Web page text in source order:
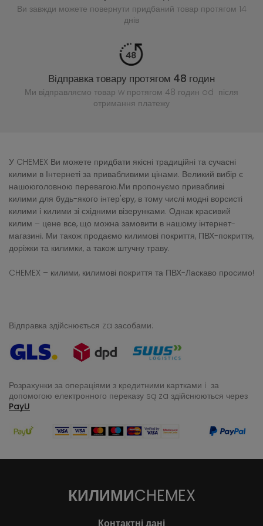
Ви завжди можете повернути придбаний товар протягом 14
днів
Відправка товару протягом 48 годин
Ми відправляємо товар w протягом 48 годин od після
отримання платежу
У CHEMEX Ви можете придбати якісні традиційні та сучасні
килими в Інтернеті за привабливими цінами. Великий вибір є
нашоюголовною перевагою.Ми пропонуємо привабливі
килими для будь-якого інтер'єру, в тому числі модні ворсисті
килими і килими зі східними візерунками. Однак красивий
килим – цене все, що можна замовити в нашому інтернет-
магазині. Ми також продаємо килимові покриття, ПВХ-покриття,
доріжки та килимки, а також штучну траву.
CHEMEX – килими, килимові покриття та ПВХ-Ласкаво просимо!
Відправка здійснюється za засобами:
Розрахунки за операціями з кредитними картками i за
допомогою електронного переказу są za здійснюються через
PayU
КИЛИМИCHEMEX